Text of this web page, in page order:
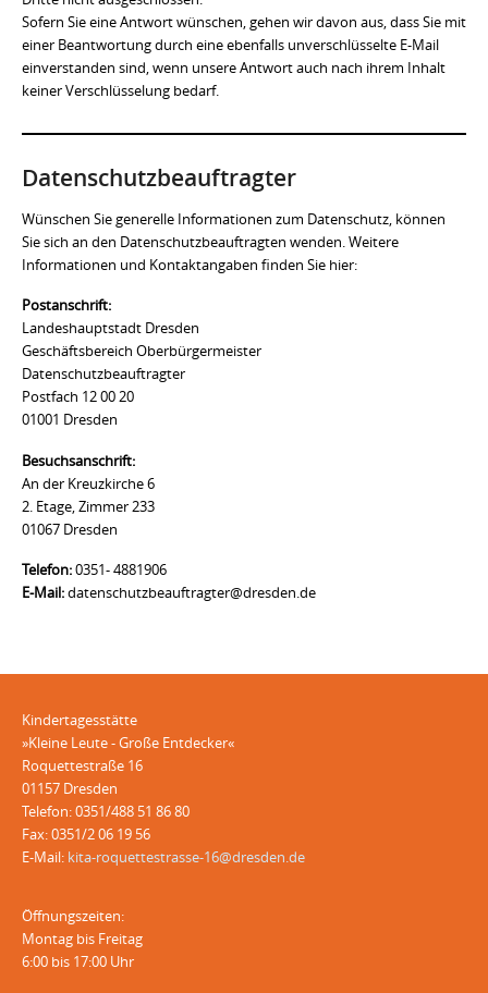
Sofern Sie eine Antwort wünschen, gehen wir davon aus, dass Sie mit
einer Beantwortung durch eine ebenfalls unverschlüsselte E-Mail
einverstanden sind, wenn unsere Antwort auch nach ihrem Inhalt
keiner Verschlüsselung bedarf.
Datenschutzbeauftragter
Wünschen Sie generelle Informationen zum Datenschutz, können
Sie sich an den Datenschutzbeauftragten wenden. Weitere
Informationen und Kontaktangaben finden Sie hier:
Postanschrift:
Landeshauptstadt Dresden
Geschäftsbereich Oberbürgermeister
Datenschutzbeauftragter
Postfach 12 00 20
01001 Dresden
Besuchsanschrift:
An der Kreuzkirche 6
2. Etage, Zimmer 233
01067 Dresden
Telefon:0351- 4881906
E-Mail:datenschutzbeauftragter@dresden.de
Kindertagesstätte
»Kleine Leute - Große Entdecker«
Roquettestraße 16
01157 Dresden
Telefon: 0351/488 51 86 80
Fax: 0351/2 06 19 56
E-Mail: kita-roquettestrasse-16@dresden.de
Öffnungszeiten:
Montag bis Freitag
6:00 bis 17:00 Uhr